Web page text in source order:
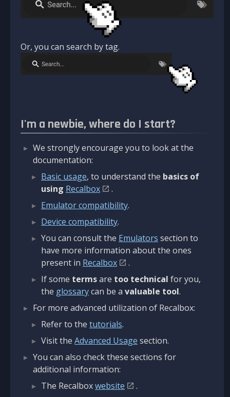
Or, you can search by tag.
I'm a newbie, where do I start?
We strongly encourage you to look at the
documentation:
Basic usage, to understand the basics of
using Recalbox
.
Emulator compatibility.
Device compatibility.
You can consult the Emulators section to
have more information about the ones
present in Recalbox
.
If some termsare too technical for you,
the glossarycan be a valuable tool.
For more advanced utilization of Recalbox:
Refer to the tutorials.
Visit the Advanced Usage section.
You can also check these sections for
additional information:
The Recalboxwebsite
.